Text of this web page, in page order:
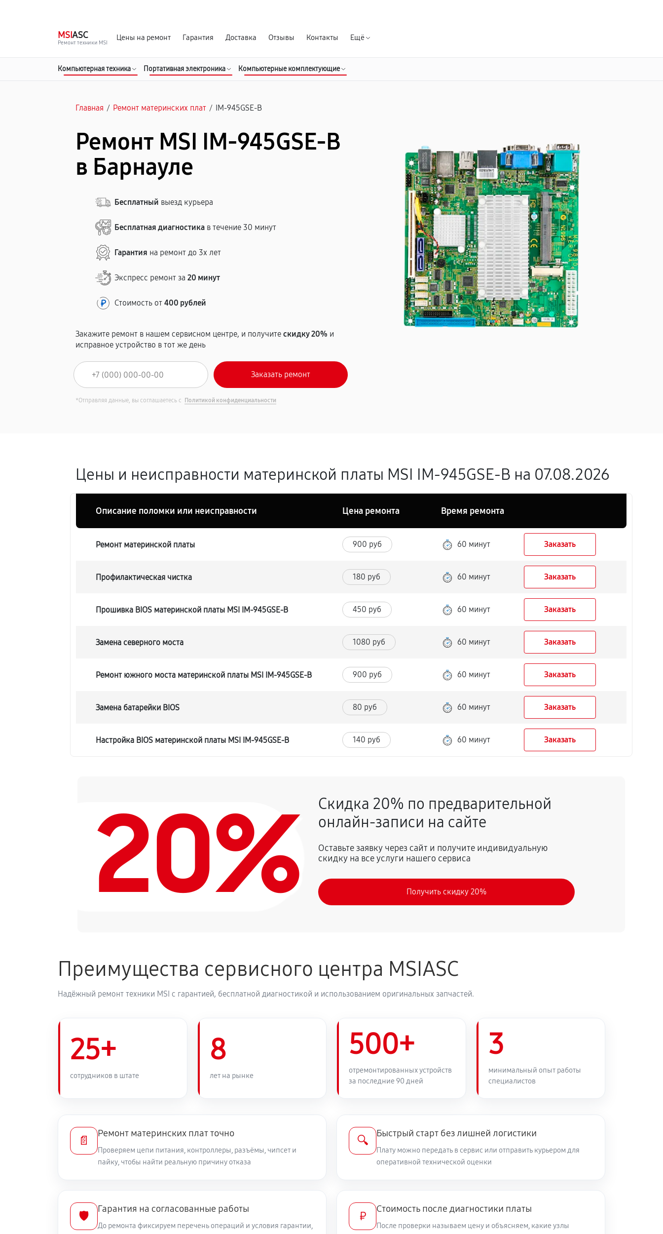
MSIASC
Ремонт техники MSI
Цены на ремонт Гарантия Доставка Отзывы Контакты Ещё
Компьютерная техника Портативная электроника Компьютерные комплектующие
Главная / Ремонт материнских плат / IM-945GSE-B
Ремонт MSI IM-945GSE-B
в Барнауле
Бесплатный выезд курьера
Бесплатная диагностика в течение 30 минут
Гарантия на ремонт до 3х лет
Экспресс ремонт за20 минут
Стоимость от400 рублей
Закажите ремонт в нашем сервисном центре, и получитескидку 20% и
исправное устройство в тот же день
*Отправляя данные, вы соглашаетесь с Политикой конфиденциальности
Цены и неисправности материнской платы MSI IM-945GSE-B на 07.08.2026
Описание поломки или неисправности Цена ремонта Время ремонта
Ремонт материнской платы 900 руб 60 минут Заказать
Профилактическая чистка 180 руб 60 минут Заказать
Прошивка BIOS материнской платы MSI IM-945GSE-B 450 руб 60 минут Заказать
Замена северного моста 1080 руб 60 минут Заказать
Ремонт южного моста материнской платы MSI IM-945GSE-B 900 руб 60 минут Заказать
Замена батарейки BIOS 80 руб 60 минут Заказать
Настройка BIOS материнской платы MSI IM-945GSE-B 140 руб 60 минут Заказать
20%
Скидка 20% по предварительной
онлайн-записи на сайте
Оставьте заявку через сайт и получите индивидуальную
скидку на все услуги нашего сервиса
Получить скидку 20%
Преимущества сервисного центра MSIASC
Надёжный ремонт техники MSI с гарантией, бесплатной диагностикой и использованием оригинальных запчастей.
25+
сотрудников в штате
8
лет на рынке
500+
отремонтированных устройств
за последние 90 дней
3
минимальный опыт работы
специалистов
📄
Ремонт материнских плат точно
Проверяем цепи питания, контроллеры, разъёмы, чипсет и
пайку, чтобы найти реальную причину отказа
🔍
Быстрый старт без лишней логистики
Плату можно передать в сервис или отправить курьером для
оперативной технической оценки
🛡️
Гарантия на согласованные работы
До ремонта фиксируем перечень операций и условия гарантии,
₽
Стоимость после диагностики платы
После проверки называем цену и объясняем, какие узлы